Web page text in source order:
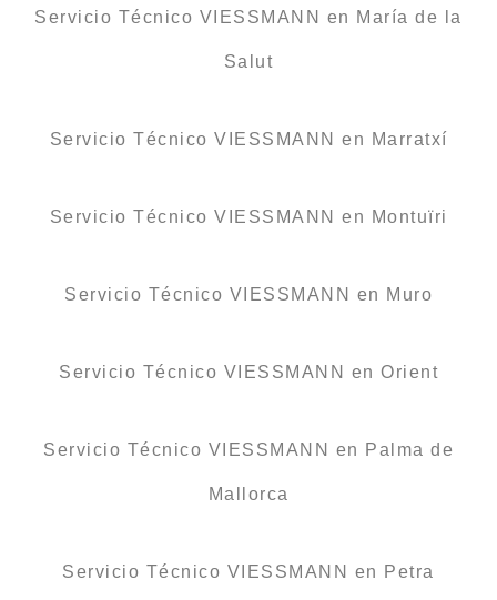
Servicio Técnico VIESSMANN en María de la
Salut
Servicio Técnico VIESSMANN en Marratxí
Servicio Técnico VIESSMANN en Montuïri
Servicio Técnico VIESSMANN en Muro
Servicio Técnico VIESSMANN en Orient
Servicio Técnico VIESSMANN en Palma de
Mallorca
Servicio Técnico VIESSMANN en Petra